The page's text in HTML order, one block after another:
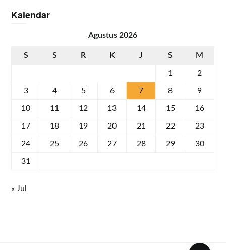
Kalendar
Agustus 2026
S S R K J S M
1 2
3 4 5 6 7 8 9
10 11 12 13 14 15 16
17 18 19 20 21 22 23
24 25 26 27 28 29 30
31
« Jul